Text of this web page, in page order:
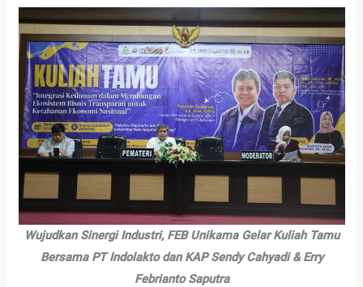
Wujudkan Sinergi Industri, FEB Unikama Gelar Kuliah Tamu
Bersama PT Indolakto dan KAP Sendy Cahyadi & Erry
Febrianto Saputra